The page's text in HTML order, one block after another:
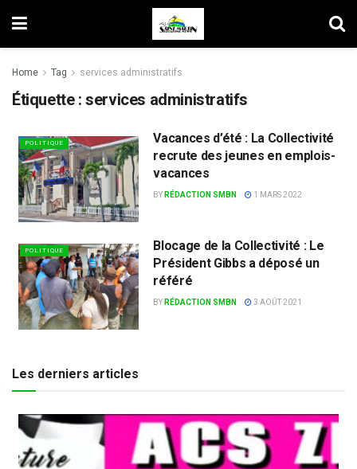
Home Tag services administratifs
Étiquette :services administratifs
POLITIQUE
Vacances d’été : La Collectivité
recrute des jeunes en emplois-
vacances
BY RÉDACTION SMBN 1 MARS 2022
POLITIQUE
Blocage de la Collectivité : Le
Président Gibbs a déposé un
référé
BY RÉDACTION SMBN 3 AOÛT 2021
Les derniers articles